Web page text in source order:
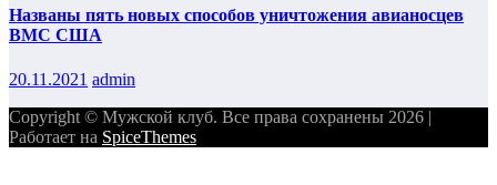
Названы пять новых способов уничтожения авианосцев
ВМС США
20.11.2021 admin
Copyright © Мужской клуб. Все права сохранены 2026 |
Работает на SpiceThemes